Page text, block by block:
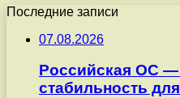
Последние записи
07.08.2026
Российская ОС —
стабильность